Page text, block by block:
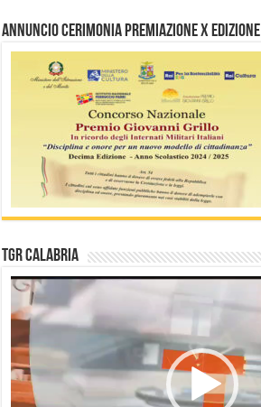
Annuncio Cerimonia Premiazione X Edizione
TGR Calabria
Video
Player